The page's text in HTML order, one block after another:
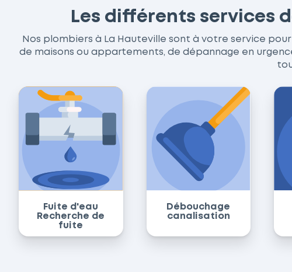
Les différents services
Nos plombiers à La Hauteville sont à votre service
de maisons ou appartements, de dépannage en
Fuite d'eau
Recherche de
fuite
Débouchage
canalisation